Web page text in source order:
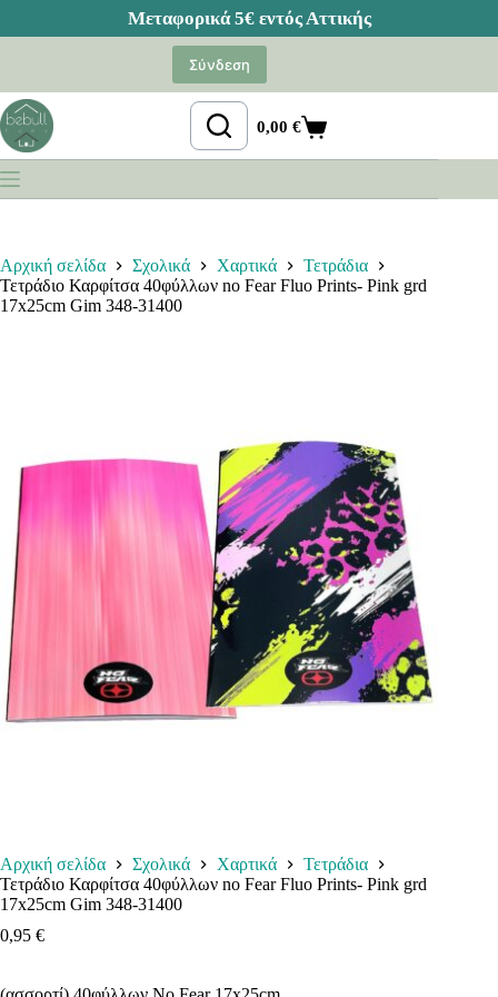
Σύνδεση
Καλάθι
Αγορών
0,00€
Αρχική σελίδα Σχολικά Χαρτικά
Τετράδια
Τετράδιο Καρφίτσα 40φύλλων no Fear Fluo Prints- Pink grd
17x25cm Gim 348-31400
Αρχική σελίδα Σχολικά Χαρτικά
Τετράδια
Τετράδιο Καρφίτσα 40φύλλων no Fear Fluo Prints- Pink grd
17x25cm Gim 348-31400
0,95 €